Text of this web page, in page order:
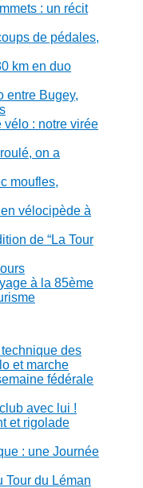
: un récit
de pédales,
km en duo
entre Bugey,
vélo : notre virée
on a
moufles,
vélocipède à
de “La Tour
à la 85ème
des
et marche
fédérale
avec lui !
et rigolade
: une Journée
Tour du Léman